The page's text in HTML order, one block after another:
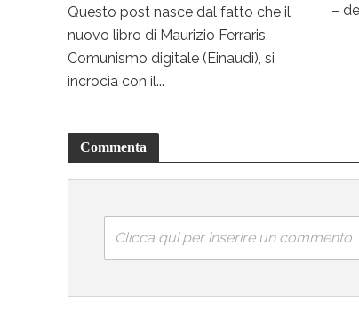
Questo post nasce dal fatto che il
nuovo libro di Maurizio Ferraris,
Comunismo digitale (Einaudi), si
incrocia con il...
–
Commenta
Clicca qui per inserire un commento